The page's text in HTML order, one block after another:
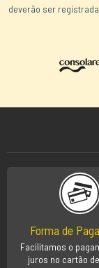
deverão ser
Forma de
Facilitamos o
juros no cartão